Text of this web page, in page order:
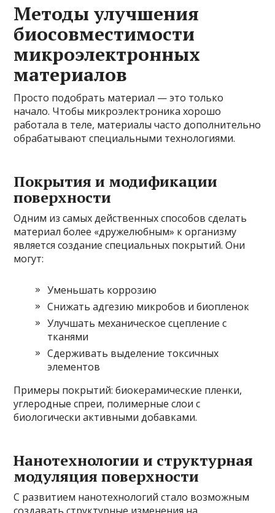
Методы улучшения
биосовместимости
микроэлектронных
материалов
Просто подобрать материал — это только
начало. Чтобы микроэлектроника хорошо
работала в теле, материалы часто дополнительно
обрабатывают специальными технологиями.
Покрытия и модификации
поверхности
Одним из самых действенных способов сделать
материал более «дружелюбным» к организму
является создание специальных покрытий. Они
могут:
Уменьшать коррозию
Снижать адгезию микробов и биопленок
Улучшать механическое сцепление с
тканями
Сдерживать выделение токсичных
элементов
Примеры покрытий: биокерамические пленки,
углеродные спреи, полимерные слои с
биологически активными добавками.
Нанотехнологии и структурная
модуляция поверхности
С развитием нанотехнологий стало возможным